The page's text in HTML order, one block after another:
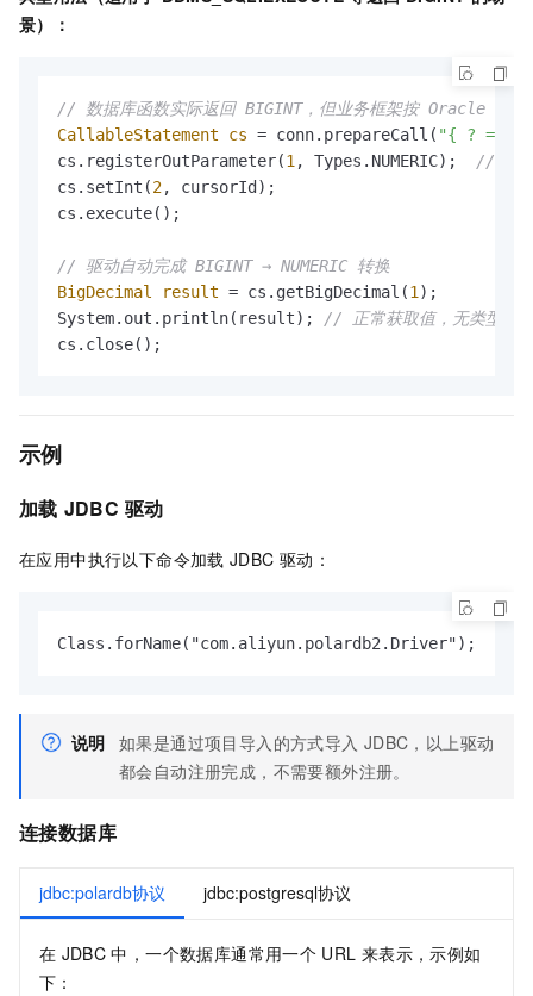
景）：
// 数据库函数实际返回 BIGINT，但业务框架按 Oracle 惯例
CallableStatement
cs = conn.prepareCall( "{ ? =
cs.registerOutParameter(1 , Types.NUMERIC);
// 注册
cs.setInt(2, cursorId);
cs.execute();
// 驱动自动完成 BIGINT → NUMERIC 转换
BigDecimal
result = cs.getBigDecimal(1 );
System.out.println(result);
// 正常获取值，无类型不
示例
加载 JDBC 驱动
在应用中执行以下命令加载 JDBC 驱动：
Class.forName("com.aliyun.polardb2.Driver");
说明 如果是通过项目导入的方式导入 JDBC，以上驱动
都会自动注册完成，不需要额外注册。
连接数据库
jdbc:polardb协议 jdbc:postgresql协议
在 JDBC 中，一个数据库通常用一个 URL 来表示，示例如
下：